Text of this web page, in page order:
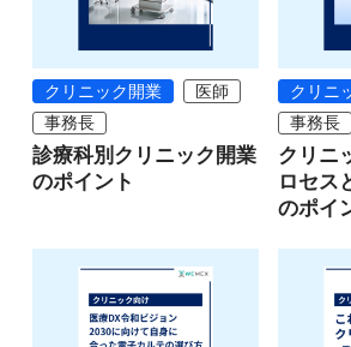
クリニック開業
医師
事務長
診療科別クリニック開業
のポイント
クリニ
事務長
クリニ
ロセス
のポイ